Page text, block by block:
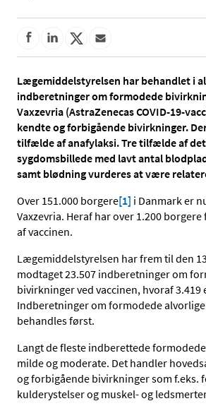
Lægemiddelstyrelsen har behandlet i
indberetninger om formodede
Vaxzevria (AstraZenecas COVID-19-
kendte og forbigående bivirkninger.
tilfælde af anafylaksi. Tre tilfælde af
sygdomsbillede med lavt antal
samt blødning vurderes at være
Over 151.000 borgere[1] i Danmark er
Vaxzevria. Heraf har over 1.200
af vaccinen.
Lægemiddelstyrelsen har frem til den
modtaget 23.507 indberetninger om
bivirkninger ved vaccinen, hvoraf 3.419
Indberetninger om formodede
behandles først.
Langt de fleste indberettede
milde og moderate. Det handler
og forbigående bivirkninger som f.eks.
kulderystelser og muskel- og